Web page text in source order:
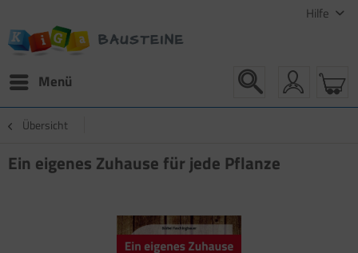
Hilfe
Menü
Übersicht
Ein eigenes Zuhause für jede Pflanze